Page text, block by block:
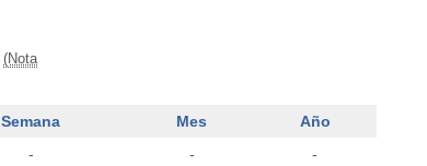
(Nota
Semana Mes
Año
- -
-